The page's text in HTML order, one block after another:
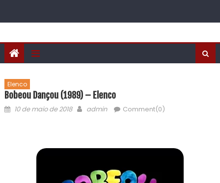
Elenco
Bobeou Dançou (1989) – Elenco
10 de maio de 2018 admin Comment(0)